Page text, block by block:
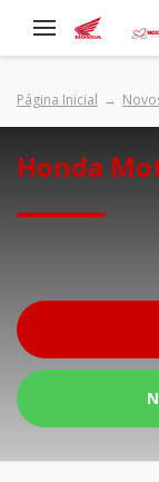
Página Inicial
Honda